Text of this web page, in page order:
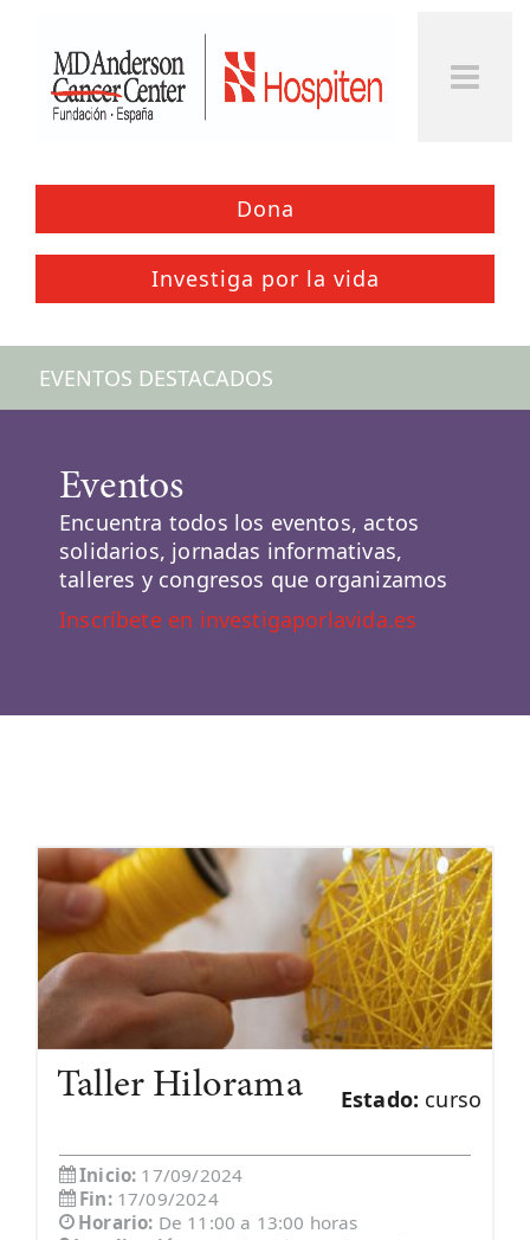
Dona
Investiga por la vida
EVENTOS DESTACADOS
Eventos
Encuentra todos los eventos, actos
solidarios, jornadas informativas,
talleres y congresos que organizamos
Inscríbete en investigaporlavida.es
Taller Hilorama Estado: curso
Inicio: 17/09/2024
Fin: 17/09/2024
Horario: De 11:00 a 13:00 horas